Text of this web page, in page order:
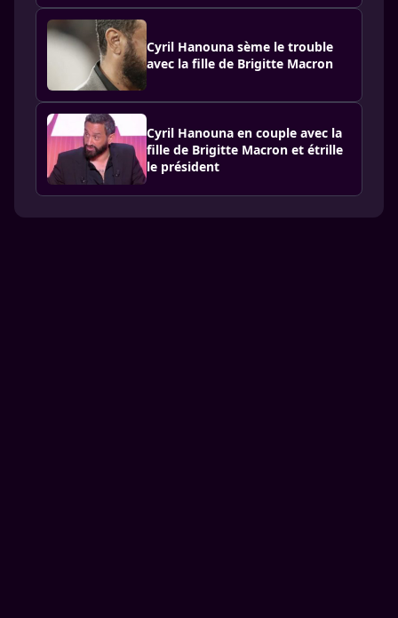
Cyril Hanouna sème le trouble
avec la fille de Brigitte Macron
Cyril Hanouna en couple avec la
fille de Brigitte Macron et étrille
le président